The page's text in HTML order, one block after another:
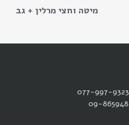
מיטה וחצי מרלין + גב
09-